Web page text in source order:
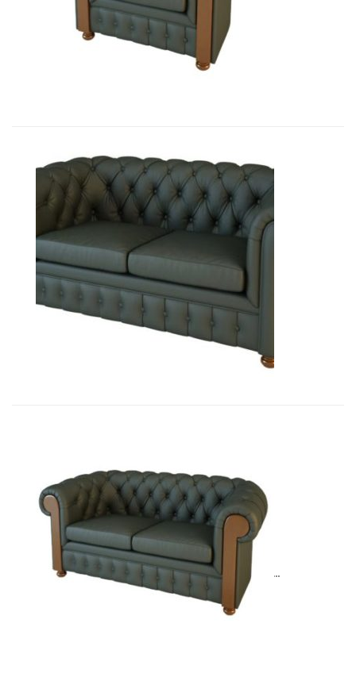
01009B Кресло Честер, подлокот...
10 348,80
01010 Диван Честер 2-х местный...
11 965,80€
01010BM Диван Честер 2-х местны�...